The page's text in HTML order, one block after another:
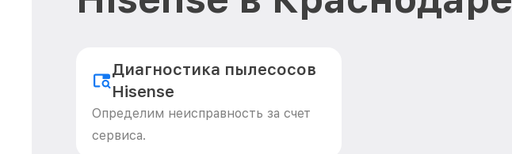
Диагностика пылесосов
Hisense
Определим неисправность за счет
сервиса.